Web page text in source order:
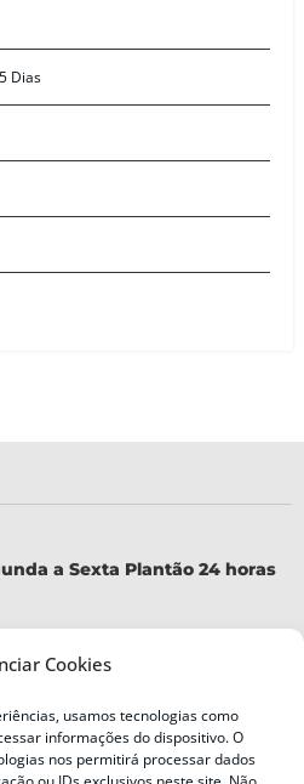
Cookies
usamos tecnologias como
informações do dispositivo. O
nos permitirá processar dados
Dias
a Sexta Plantão 24 horas